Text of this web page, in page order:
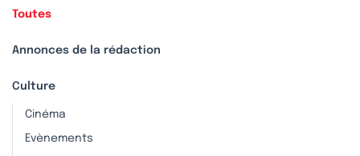
Toutes
Annonces de la rédaction
Culture
Cinéma
Evènements